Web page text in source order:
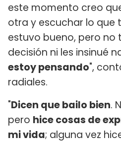
este momento creo
otra y escuchar lo que
estuvo bueno, pero no
decisión ni les insinué
estoy pensando",
radiales.
"Dicen que bailo bien.
pero hice cosas de
mi vida; alguna vez